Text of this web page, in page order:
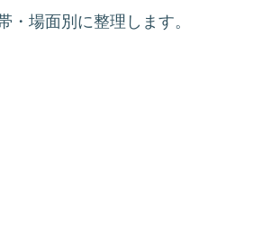
場面別に整理します。